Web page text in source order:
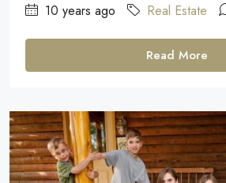
10 years ago Real Estate
Read More